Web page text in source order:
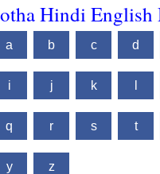
Hindi English
a b c d
i j k
q r s t
y z